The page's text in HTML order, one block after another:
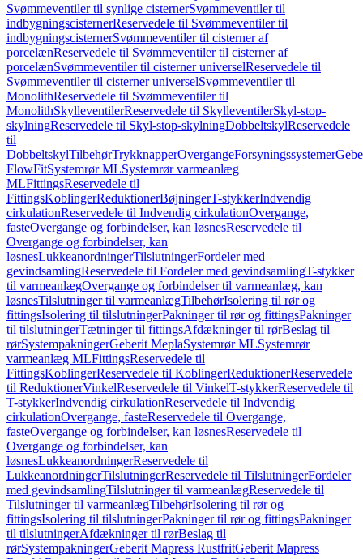
Svømmeventiler til synlige cisternerSvømmeventiler til
indbygningscisternerReservedele til Svømmeventiler til
indbygningscisternerSvømmeventiler til cisterner af
porcelænReservedele til Svømmeventiler til cisterner af
porcelænSvømmeventiler til cisterner universelReservedele til
Svømmeventiler til cisterner universelSvømmeventiler til
MonolithReservedele til Svømmeventiler til
MonolithSkylleventilerReservedele til SkylleventilerSkyl-stop-
skylningReservedele til Skyl-stop-skylningDobbeltskylReservedele
til
DobbeltskylTilbehørTrykknapperOvergangeForsyningssystemer
FlowFitSystemrør MLSystemrør varmeanlæg
MLFittingsReservedele til
FittingsKoblingerReduktionerBøjningerT-stykkerIndvendig
cirkulationReservedele til Indvendig cirkulationOvergange,
fasteOvergange og forbindelser, kan løsnesReservedele til
Overgange og forbindelser, kan
løsnesLukkeanordningerTilslutningerFordeler med
gevindsamlingReservedele til Fordeler med gevindsamlingT-stykker
til varmeanlægOvergange og forbindelser til varmeanlæg, kan
løsnesTilslutninger til varmeanlægTilbehørIsolering til rør og
fittingsIsolering til tilslutningerPakninger til rør og fittingsPakninger
til tilslutningerTætninger til fittingsAfdækninger til rørBeslag til
rørSystempakningerGeberit MeplaSystemrør MLSystemrør
varmeanlæg MLFittingsReservedele til
FittingsKoblingerReservedele til KoblingerReduktionerReservedele
til ReduktionerVinkelReservedele til VinkelT-stykkerReservedele til
T-stykkerIndvendig cirkulationReservedele til Indvendig
cirkulationOvergange, fasteReservedele til Overgange,
fasteOvergange og forbindelser, kan løsnesReservedele til
Overgange og forbindelser, kan
løsnesLukkeanordningerReservedele til
LukkeanordningerTilslutningerReservedele til TilslutningerFordeler
med gevindsamlingTilslutninger til varmeanlægReservedele til
Tilslutninger til varmeanlægTilbehørIsolering til rør og
fittingsIsolering til tilslutningerPakninger til rør og fittingsPakninger
til tilslutningerAfdækninger til rørBeslag til
rørSystempakningerGeberit Mapress RustfritGeberit Mapress